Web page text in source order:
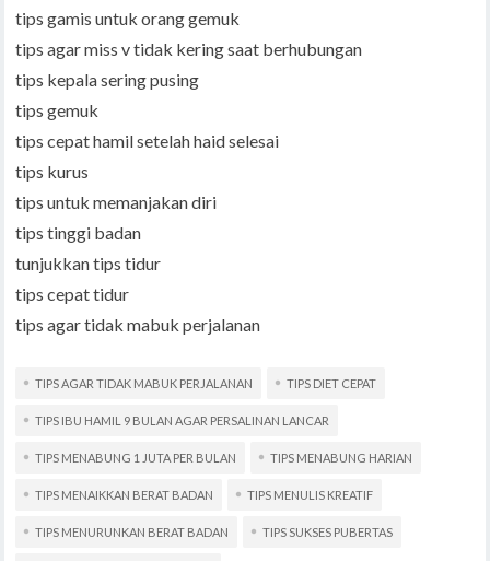
tips gamis untuk orang gemuk
tips agar miss v tidak kering saat berhubungan
tips kepala sering pusing
tips gemuk
tips cepat hamil setelah haid selesai
tips kurus
tips untuk memanjakan diri
tips tinggi badan
tunjukkan tips tidur
tips cepat tidur
tips agar tidak mabuk perjalanan
TIPS AGAR TIDAK MABUK PERJALANAN TIPS DIET CEPAT
TIPS IBU HAMIL 9 BULAN AGAR PERSALINAN LANCAR
TIPS MENABUNG 1 JUTA PER BULAN TIPS MENABUNG HARIAN
TIPS MENAIKKAN BERAT BADAN TIPS MENULIS KREATIF
TIPS MENURUNKAN BERAT BADAN TIPS SUKSES PUBERTAS